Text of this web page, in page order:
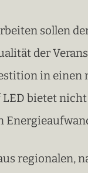
sollen
der
in
bietet
regionalen,